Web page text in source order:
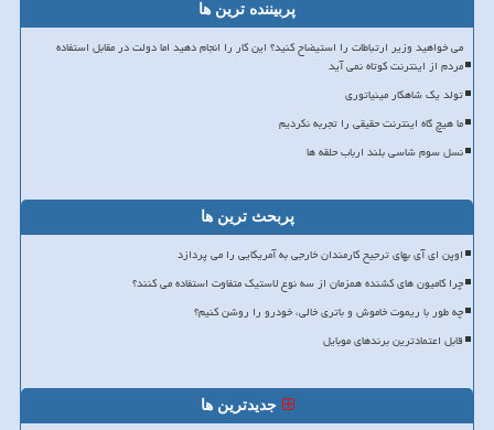
پربیننده ترین ها
می خواهید وزیر ارتباطات را استیضاح کنید؟ این کار را انجام دهید اما دولت در مقابل استفاده
مردم از اینترنت کوتاه نمی آید
تولد یک شاهکار مینیاتوری
ما هیچ گاه اینترنت حقیقی را تجربه نکردیم
نسل سوم شاسی بلند ارباب حلقه ها
پربحث ترین ها
اوپن ای آی بهای ترجیح کارمندان خارجی به آمریکایی را می پردازد
چرا کامیون های کشنده همزمان از سه نوع لاستیک متفاوت استفاده می کنند؟
چه طور با ریموت خاموش و باتری خالی، خودرو را روشن کنیم؟
قابل اعتمادترین برندهای موبایل
جدیدترین ها